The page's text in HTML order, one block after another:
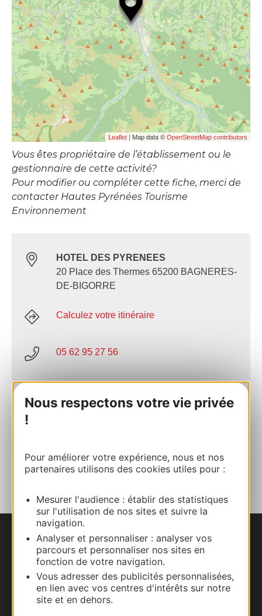
Nous respectons votre vie privée
!
Pour améliorer votre expérience, nous et nos
partenaires utilisons des cookies utiles pour :
Mesurer l'audience : établir des statistiques
sur l'utilisation de nos sites et suivre la
navigation.
Analyser et personnaliser : analyser vos
parcours et personnaliser nos sites en
fonction de votre navigation.
Vous adresser des publicités personnalisées,
en lien avec vos centres d'intérêts sur notre
site et en dehors.
Leaflet | Map data © OpenStreetMap contributors
Vous êtes propriétaire de l’établissement ou le
gestionnaire de cette activité?
Pour modifier ou compléter cette fiche, merci de
contacter Hautes Pyrénées Tourisme
Environnement
HOTEL DES PYRENEES
20 Place des Thermes 65200 BAGNERES-
DE-BIGORRE
Calculez votre itinéraire
05 62 95 27 56
AJOUTER
AU CARNET
Nous contacter
Carte interactive
Documentation